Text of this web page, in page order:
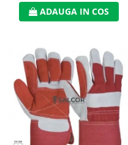
Antifoane
Filtre
Semimasti
Protectie vizuala
Ochelari
ADAUGA IN COS